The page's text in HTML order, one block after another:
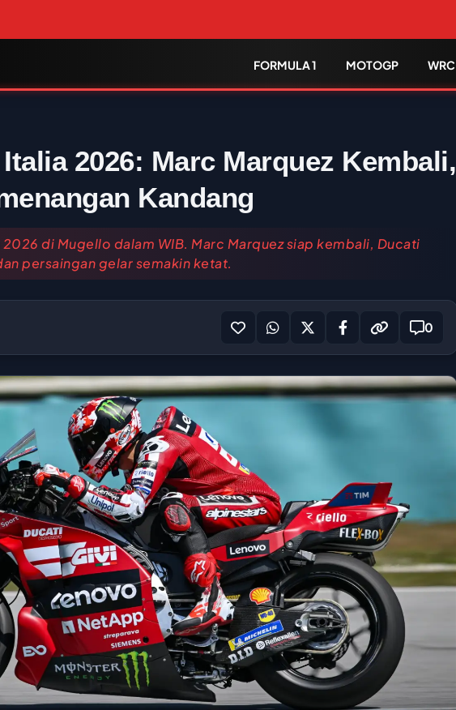
FORMULA 1 MOTOGP WRC
2026: Marc Marquez Kembali,
Kandang
di Mugello dalam WIB. Marc Marquez siap kembali, Ducati
persaingan gelar semakin ketat.
0